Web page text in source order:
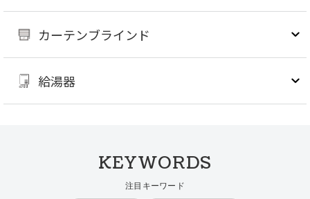
カーテンブラインド
給湯器
KEYWORDS
注目キーワード